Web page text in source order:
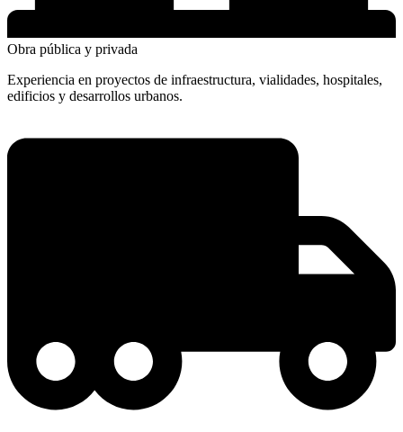
Obra pública y privada
Experiencia en proyectos de infraestructura, vialidades, hospitales,
edificios y desarrollos urbanos.